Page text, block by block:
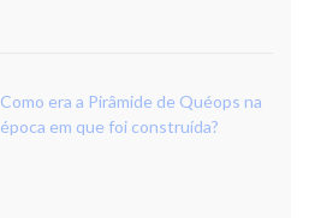
Como era a Pirâmide de Quéops na
época em que foi construída?